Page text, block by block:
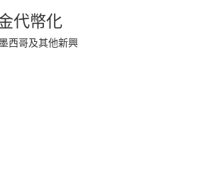
代幣化
西哥及其他新興